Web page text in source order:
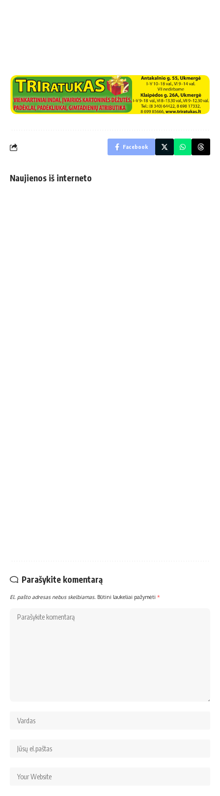
Facebook
Naujienos iš interneto
Parašykite komentarą
El. pašto adresas nebus skelbiamas. Būtini laukeliai pažymėti *